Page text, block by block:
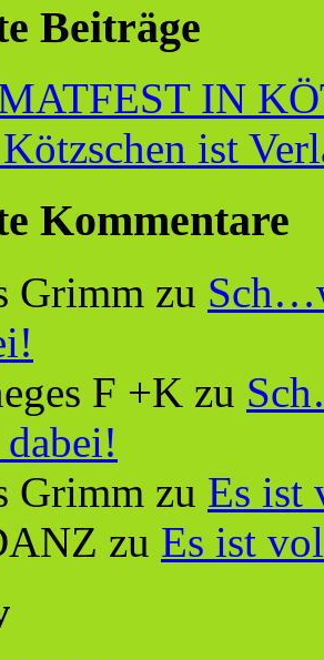
Beiträge
IN
ist
Kommentare
Grimm zu
F +K zu
Grimm zu Es ist
zu Es ist